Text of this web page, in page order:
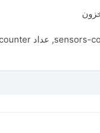
sensors-
, عداد counter